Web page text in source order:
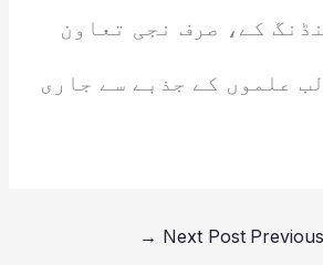
کے، صرف نجی تعاون
علموں کے جذبے سے جاری
Next Post
→